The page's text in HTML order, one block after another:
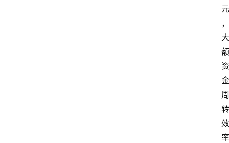
元
，
大
额
资
金
周
转
效
率